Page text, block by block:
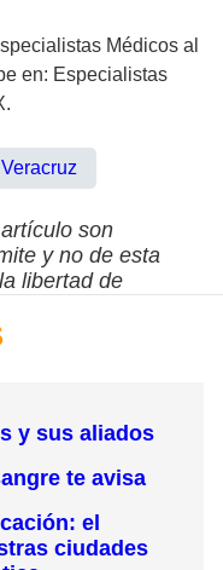
Médicos al
en: Especialistas
Veracruz
son
y no de esta
libertad de
y sus aliados
te avisa
el
ciudades